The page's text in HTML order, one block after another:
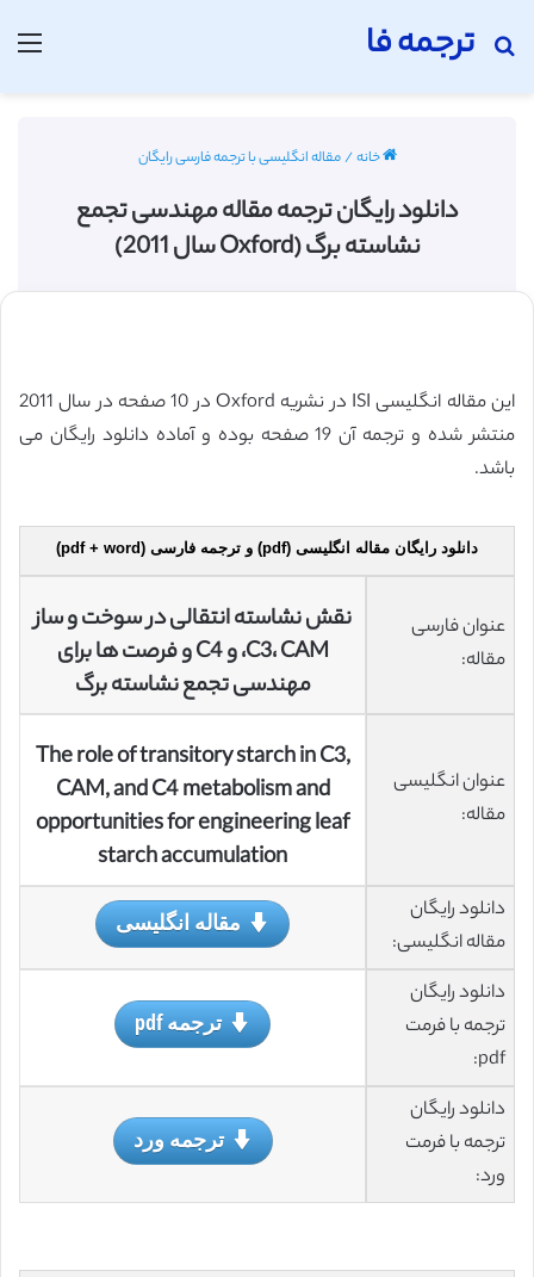
ترجمه فا
جستجو برای
خانه/مقاله انگلیسی با ترجمه فارسی رایگان
دانلود رایگان ترجمه مقاله مهندسی تجمع
نشاسته برگ (Oxford سال 2011)
این مقاله انگلیسی ISI در نشریه Oxford در 10 صفحه در سال 2011
منتشر شده و ترجمه آن 19 صفحه بوده و آماده دانلود رایگان می
باشد.
دانلود رایگان مقاله انگلیسی (pdf) و ترجمه فارسی (pdf + word)
عنوان فارسی
مقاله:
نقش نشاسته انتقالی در سوخت و ساز
C3، CAM، و C4 و فرصت ها برای
مهندسی تجمع نشاسته برگ
عنوان انگلیسی
مقاله:
The role of transitory starch in C3,
CAM, and C4 metabolism and
opportunities for engineering leaf
starch accumulation
دانلود رایگان
مقاله انگلیسی:
مقاله انگلیسی
دانلود رایگان
ترجمه با فرمت
pdf:
ترجمه pdf
دانلود رایگان
ترجمه با فرمت
ورد:
ترجمه ورد